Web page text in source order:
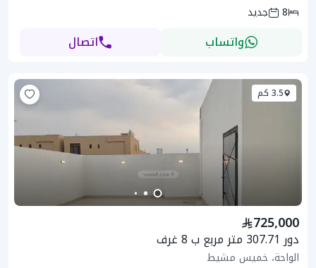
8
جديد
واتساب اتصال
3.5 كم
725,000
دور 307.71 متر مربع ب 8 غرف
الواحة، خميس مشيط